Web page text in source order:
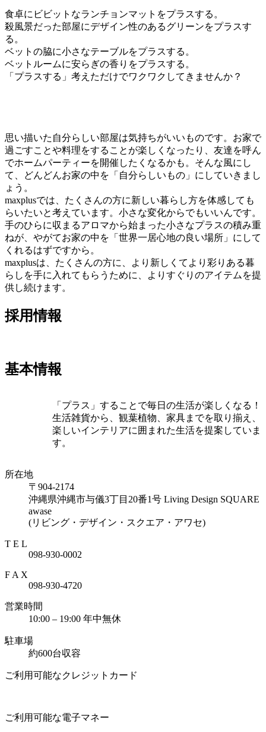
食卓にビビットなランチョンマットをプラスする。
殺風景だった部屋にデザイン性のあるグリーンをプラスす
る。
ベットの脇に小さなテーブルをプラスする。
ベットルームに安らぎの香りをプラスする。
「プラスする」考えただけでワクワクしてきませんか？
思い描いた自分らしい部屋は気持ちがいいものです。お家で
過ごすことや料理をすることが楽しくなったり、友達を呼ん
でホームパーティーを開催したくなるかも。そんな風にし
て、どんどんお家の中を「自分らしいもの」にしていきまし
ょう。
maxplusでは、たくさんの方に新しい暮らし方を体感しても
らいたいと考えています。小さな変化からでもいいんです。
手のひらに収まるアロマから始まった小さなプラスの積み重
ねが、やがてお家の中を「世界一居心地の良い場所」にして
くれるはずですから。
maxplusは、たくさんの方に、より新しくてより彩りある暮
らしを手に入れてもらうために、よりすぐりのアイテムを提
供し続けます。
採用情報
基本情報
「プラス」することで毎日の生活が楽しくなる！
生活雑貨から、観葉植物、家具までを取り揃え、
楽しいインテリアに囲まれた生活を提案していま
す。
所在地
〒904-2174
沖縄県沖縄市与儀3丁目20番1号 Living Design SQUARE
awase
(リビング・デザイン・スクエア・アワセ)
T E L
098-930-0002
F A X
098-930-4720
営業時間
10:00 – 19:00 年中無休
駐車場
約600台収容
ご利用可能なクレジットカード
ご利用可能な電子マネー